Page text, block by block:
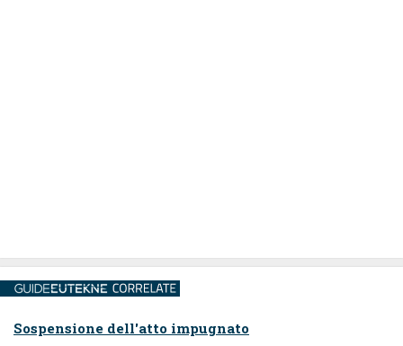
Sospensione dell'atto impugnato